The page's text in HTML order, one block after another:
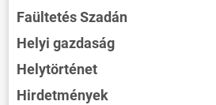
Faültetés Szadán
Helyi gazdaság
Helytörténet
Hirdetmények